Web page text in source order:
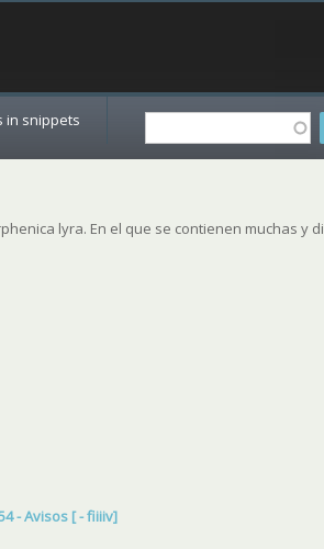
Search
in snippets
lyra. En el que se contienen muchas y
- Avisos [ - fiiiiv]